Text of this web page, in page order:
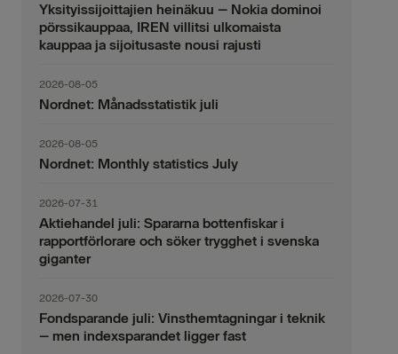
Yksityissijoittajien heinäkuu – Nokia dominoi
pörssikauppaa, IREN villitsi ulkomaista
kauppaa ja sijoitusaste nousi rajusti
2026-08-05
Nordnet: Månadsstatistik juli
2026-08-05
Nordnet: Monthly statistics July
2026-07-31
Aktiehandel juli: Spararna bottenfiskar i
rapportförlorare och söker trygghet i svenska
giganter
2026-07-30
Fondsparande juli: Vinsthemtagningar i teknik
– men indexsparandet ligger fast